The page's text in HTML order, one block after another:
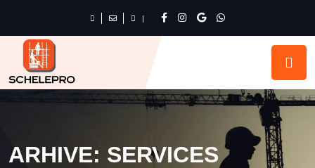
|
ARHIVE: SERVICES